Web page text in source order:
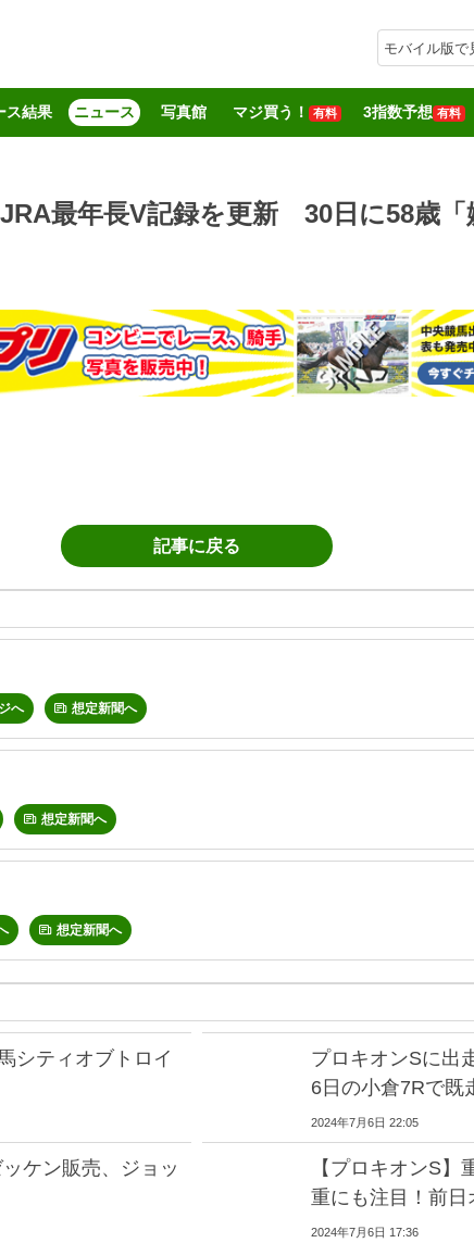
モバイル版で
ス結果 ニュース 写真館 マジ買う！ 有料 3指数予想 有料
JRA最年長V記録を更新 30日に58歳
記事に戻る
へ 想定新聞へ
想定新聞へ
想定新聞へ
シティオブトロイ
プロキオンSに出
6日の小倉7Rで既
2024年7月6日 22:05
ケン販売、ジョッ
【プロキオンS
重にも注目！前
2024年7月6日 17:36